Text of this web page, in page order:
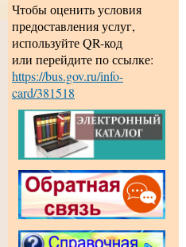
Чтобы оценить условия
предоставления услуг,
используйте QR-код
или перейдите по ссылке:
https://bus.gov.ru/info-
card/381518